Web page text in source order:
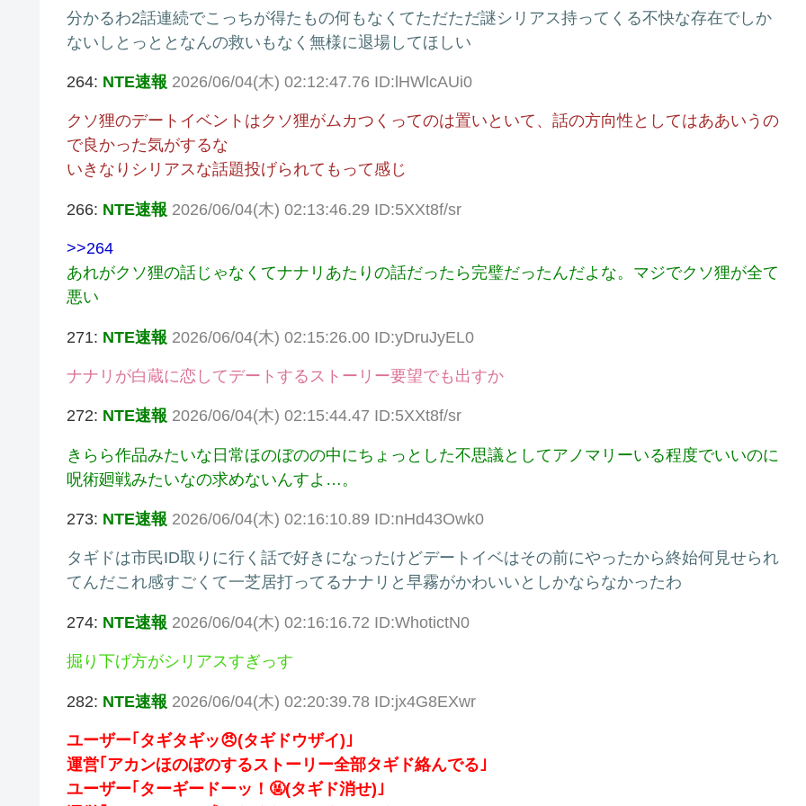
分かるわ2話連続でこっちが得たもの何もなくてただただ謎シリアス持ってくる不快な存在でしか
ないしとっととなんの救いもなく無様に退場してほしい
264: NTE速報 2026/06/04(木) 02:12:47.76 ID:lHWlcAUi0
クソ狸のデートイベントはクソ狸がムカつくってのは置いといて、話の方向性としてはああいうの
で良かった気がするな
いきなりシリアスな話題投げられてもって感じ
266: NTE速報 2026/06/04(木) 02:13:46.29 ID:5XXt8f/sr
>>264
あれがクソ狸の話じゃなくてナナリあたりの話だったら完璧だったんだよな。マジでクソ狸が全て
悪い
271: NTE速報 2026/06/04(木) 02:15:26.00 ID:yDruJyEL0
ナナリが白蔵に恋してデートするストーリー要望でも出すか
272: NTE速報 2026/06/04(木) 02:15:44.47 ID:5XXt8f/sr
きらら作品みたいな日常ほのぼのの中にちょっとした不思議としてアノマリーいる程度でいいのに
呪術廻戦みたいなの求めないんすよ…。
273: NTE速報 2026/06/04(木) 02:16:10.89 ID:nHd43Owk0
タギドは市民ID取りに行く話で好きになったけどデートイベはその前にやったから終始何見せられ
てんだこれ感すごくて一芝居打ってるナナリと早霧がかわいいとしかならなかったわ
274: NTE速報 2026/06/04(木) 02:16:16.72 ID:WhotictN0
掘り下げ方がシリアスすぎっす
282: NTE速報 2026/06/04(木) 02:20:39.78 ID:jx4G8EXwr
ユーザー｢タギタギッ😠(タギドウザイ)｣
運営｢アカンほのぼのするストーリー全部タギド絡んでる｣
ユーザー｢ターギードーッ！🤬(タギド消せ)｣